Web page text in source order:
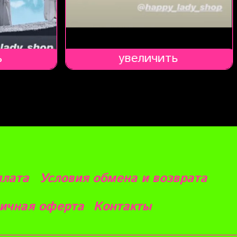
увеличить
Условия обмена и возврата
оферта Контакты